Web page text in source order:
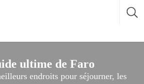
ultime de Faro
endroits pour séjourner, les